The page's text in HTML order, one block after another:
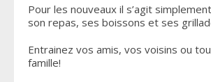
Pour les nouveaux il s’agit
son repas, ses boissons et ses
Entrainez vos amis, vos voisins ou
famille!